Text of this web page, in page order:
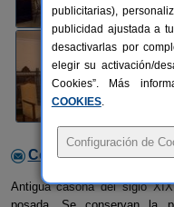
Contactar con el
Antigua casona del siglo
publicitarias),
publicidad ajustada a
desactivarlas por
elegir su activación/
Cookies”. Más
COOKIES.